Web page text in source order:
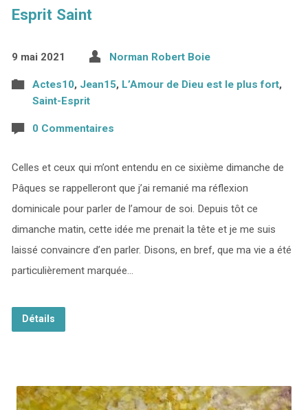
Esprit Saint
9 mai 2021 Norman Robert Boie
Actes10, Jean15, L’Amour de Dieu est le plus fort,
Saint-Esprit
0 Commentaires
Celles et ceux qui m’ont entendu en ce sixième dimanche de
Pâques se rappelleront que j’ai remanié ma réflexion
dominicale pour parler de l’amour de soi. Depuis tôt ce
dimanche matin, cette idée me prenait la tête et je me suis
laissé convaincre d’en parler. Disons, en bref, que ma vie a été
particulièrement marquée…
Détails